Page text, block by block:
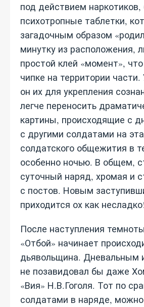
под действием наркотиков,
психотропные таблетки,
загадочным образом
минутку из расположения,
простой клей «момент»,
чипке на территории части.
он их для укрепления
легче переносить
картины, происходящие с
с другими солдатами на
солдатского общежития в
особенно ночью. В общем,
суточный наряд, хромая и
с постов. Новым
приходится ох как
После наступления
«Отбой» начинает
дьявольщина. Дневальным
не позавидовал бы даже
«Вия» Н.В.Гоголя. Тот по
солдатами в наряде, можно